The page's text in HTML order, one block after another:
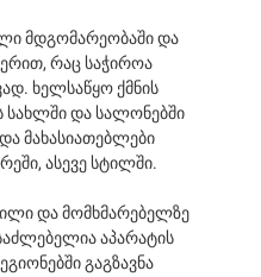
მდგომარეობაში და
რაც საჭიროა
ხელსაწყო ქმნის
და სალონებში
მახასიათებლები
ასევე სტილში.
და მომხმარებელზე
აპარატის
გაგზავნა